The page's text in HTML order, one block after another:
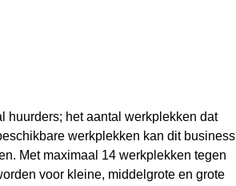
huurders; het aantal werkplekken dat
werkplekken kan dit business
Met maximaal 14 werkplekken tegen
voor kleine, middelgrote en grote